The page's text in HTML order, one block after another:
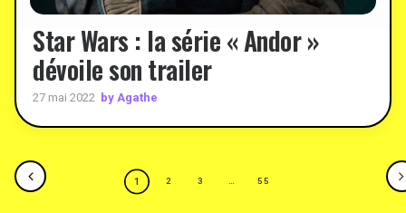
Star Wars : la série « Andor »
dévoile son trailer
27 mai 2022 by Agathe
1 2 3 55